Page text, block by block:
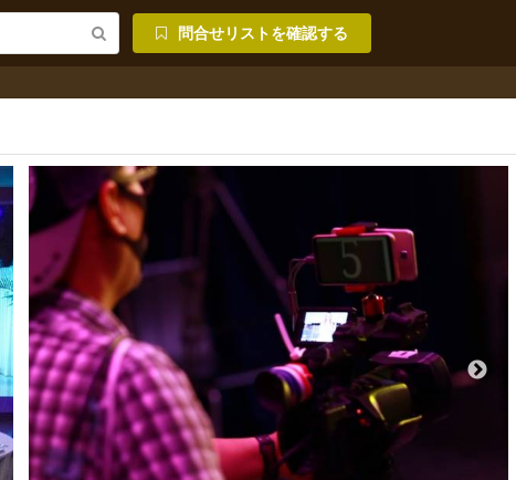
問合せリストを確認する